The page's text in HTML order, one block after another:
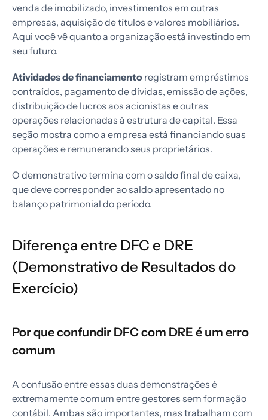
venda de imobilizado, investimentos em outras
empresas, aquisição de títulos e valores mobiliários.
Aqui você vê quanto a organização está investindo em
seu futuro.
Atividades de financiamento registram empréstimos
contraídos, pagamento de dívidas, emissão de ações,
distribuição de lucros aos acionistas e outras
operações relacionadas à estrutura de capital. Essa
seção mostra como a empresa está financiando suas
operações e remunerando seus proprietários.
O demonstrativo termina com o saldo final de caixa,
que deve corresponder ao saldo apresentado no
balanço patrimonial do período.
Diferença entre DFC e DRE
(Demonstrativo de Resultados do
Exercício)
Por que confundir DFC com DRE é um erro
comum
A confusão entre essas duas demonstrações é
extremamente comum entre gestores sem formação
contábil. Ambas são importantes, mas trabalham com